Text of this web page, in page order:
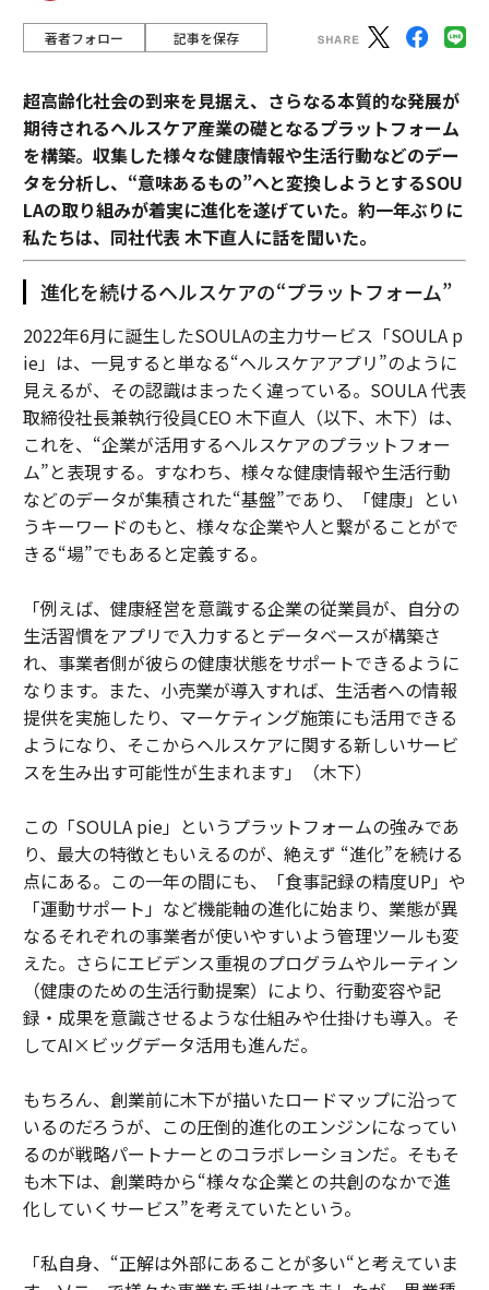
著者フォロー 記事を保存
超高齢化社会の到来を見据え、さらなる本質的な発展が
期待されるヘルスケア産業の礎となるプラットフォーム
を構築。収集した様々な健康情報や生活行動などのデー
タを分析し、“意味あるもの”へと変換しようとするSOU
LAの取り組みが着実に進化を遂げていた。約一年ぶりに
私たちは、同社代表 木下直人に話を聞いた。
進化を続けるヘルスケアの“プラットフォーム”
2022年6月に誕生したSOULAの主力サービス「SOULA p
ie」は、一見すると単なる“ヘルスケアアプリ”のように
見えるが、その認識はまったく違っている。SOULA 代表
取締役社長兼執行役員CEO 木下直人（以下、木下）は、
これを、“企業が活用するヘルスケアのプラットフォー
ム”と表現する。すなわち、様々な健康情報や生活行動
などのデータが集積された“基盤”であり、「健康」とい
うキーワードのもと、様々な企業や人と繋がることがで
きる“場”でもあると定義する。
「例えば、健康経営を意識する企業の従業員が、自分の
生活習慣をアプリで入力するとデータベースが構築さ
れ、事業者側が彼らの健康状態をサポートできるように
なります。また、小売業が導入すれば、生活者への情報
提供を実施したり、マーケティング施策にも活用できる
ようになり、そこからヘルスケアに関する新しいサービ
スを生み出す可能性が生まれます」（木下）
この「SOULA pie」というプラットフォームの強みであ
り、最大の特徴ともいえるのが、絶えず “進化”を続ける
点にある。この一年の間にも、「食事記録の精度UP」や
「運動サポート」など機能軸の進化に始まり、業態が異
なるそれぞれの事業者が使いやすいよう管理ツールも変
えた。さらにエビデンス重視のプログラムやルーティン
（健康のための生活行動提案）により、行動変容や記
録・成果を意識させるような仕組みや仕掛けも導入。そ
してAI×ビッグデータ活用も進んだ。
もちろん、創業前に木下が描いたロードマップに沿って
いるのだろうが、この圧倒的進化のエンジンになってい
るのが戦略パートナーとのコラボレーションだ。そもそ
も木下は、創業時から“様々な企業との共創のなかで進
化していくサービス”を考えていたという。
「私自身、“正解は外部にあることが多い“と考えていま